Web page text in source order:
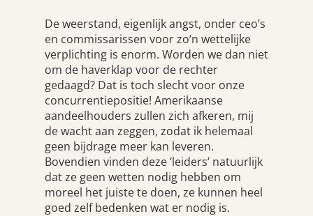
De weerstand, eigenlijk angst, onder ceo’s
en commissarissen voor zo’n wettelijke
verplichting is enorm. Worden we dan niet
om de haverklap voor de rechter
gedaagd? Dat is toch slecht voor onze
concurrentiepositie! Amerikaanse
aandeelhouders zullen zich afkeren, mij
de wacht aan zeggen, zodat ik helemaal
geen bijdrage meer kan leveren.
Bovendien vinden deze ‘leiders’ natuurlijk
dat ze geen wetten nodig hebben om
moreel het juiste te doen, ze kunnen heel
goed zelf bedenken wat er nodig is.